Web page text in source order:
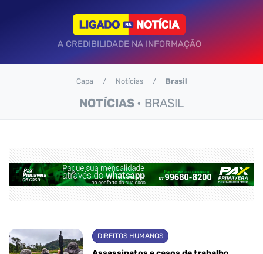
A CREDIBILIDADE NA INFORMAÇÃO
NOTÍCIAS • BRASIL
Capa Notícias Brasil
DIREITOS HUMANOS